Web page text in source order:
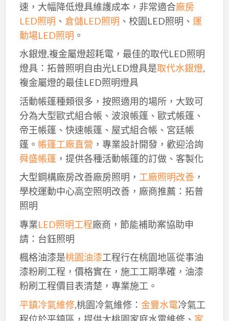
速，大幅降低燈具維護成本，非常適合廠房
LED照明 、 倉儲LED照明 、校園LED照明、 運
動場LED照明 。
水銀燈,複金屬燈超耗電，最佳的取代LED照明
燈具：拓普照明自由光LED燈具是取代水銀燈,
複金屬燈的最佳LED照明燈具
活動帳篷種類很多，按照適用的場所，大致可
分為大型歐式組合帳、波浪帳篷、歐式帳篷、
帝王帳篷、快速帳篷、屋式組合帳、宮廷帳
篷。 帳篷工廠直營 ，專業設計開發，歡迎洽詢
舜盛帳篷，提供各種活動帳篷的訂做、客製化
大型鋼構廠房改善廠房照明， 工廠照明改善，
學校運動中心高空照明改善，廠商推薦：拓普
照明
專業LED照明工程廠商，節能補助案協助申
請：台鈺照明
楓格油漆是桃園油漆工程行在桃園地區從事油
漆粉刷工程，價格實在，施工工期準確，油漆
粉刷工程價目表清楚，專業施工。
平鎮冷氣維修,桃園冷氣維修： 金豐水電冷氣工